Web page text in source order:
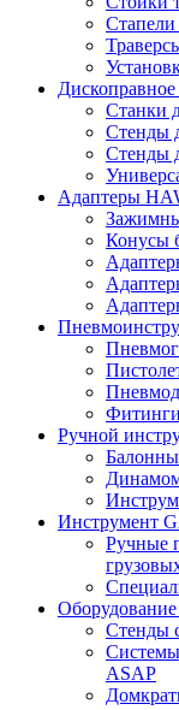
Стапели
Станки
Стенды
Стенды
Адаптеры
Конусы
Ручной
Инструмент
Ручные
Оборудование
Стенды
ASAP